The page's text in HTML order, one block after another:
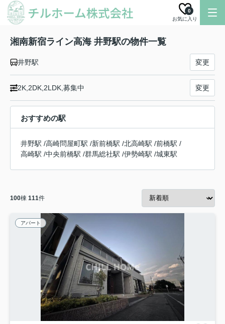
お気に入り
0
湘南新宿ライン高海 井野駅の物件一覧
井野駅 変更
2K,2DK,2LDK,募集中 変更
おすすめの駅
井野駅 /高崎問屋町駅 /新前橋駅 /北高崎駅 /前橋駅 /
高崎駅 /中央前橋駅 /群馬総社駅 /伊勢崎駅 /城東駅
100棟 111件
アパート